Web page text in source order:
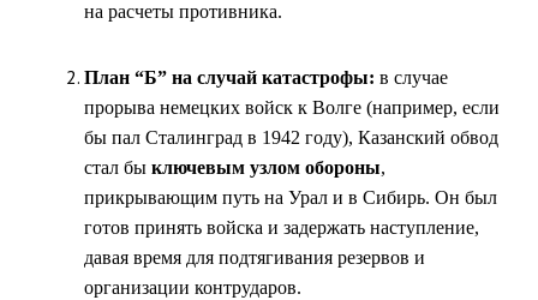
на расчеты противника.
План “Б” на случай катастрофы: в случае
прорыва немецких войск к Волге (например, если
бы пал Сталинград в 1942 году), Казанский обвод
стал бы ключевым узлом обороны,
прикрывающим путь на Урал и в Сибирь. Он был
готов принять войска и задержать наступление,
давая время для подтягивания резервов и
организации контрударов.